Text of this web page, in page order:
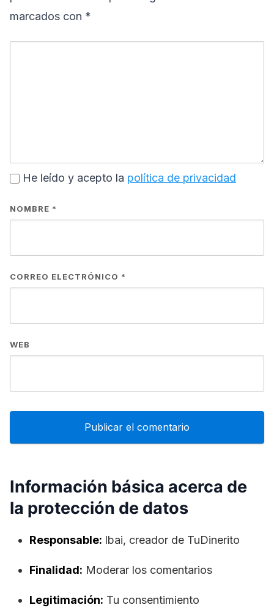
marcados con *
He leído y acepto la política de privacidad
NOMBRE *
CORREO ELECTRÓNICO *
WEB
Información básica acerca de
la protección de datos
Responsable: lbai, creador de TuDinerito
Finalidad: Moderar los comentarios
Legitimación: Tu consentimiento